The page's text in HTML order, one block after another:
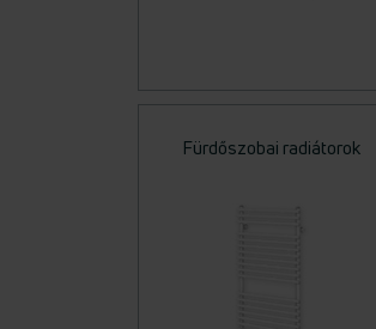
Fürdőszobai radiátorok